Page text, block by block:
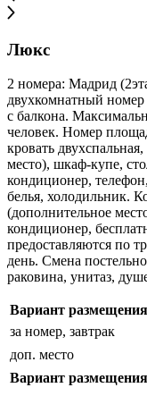
Люкс
2 номера: Мадрид
двухкомнатный
с балкона.
человек. Номер
кровать
место), шкаф-купе,
кондиционер,
белья, холодильник.
(дополнительное
кондиционер,
предоставляются по
день. Смена
раковина, унитаз,
Вариант размещения
за номер, завтрак
доп. место
Вариант размещения